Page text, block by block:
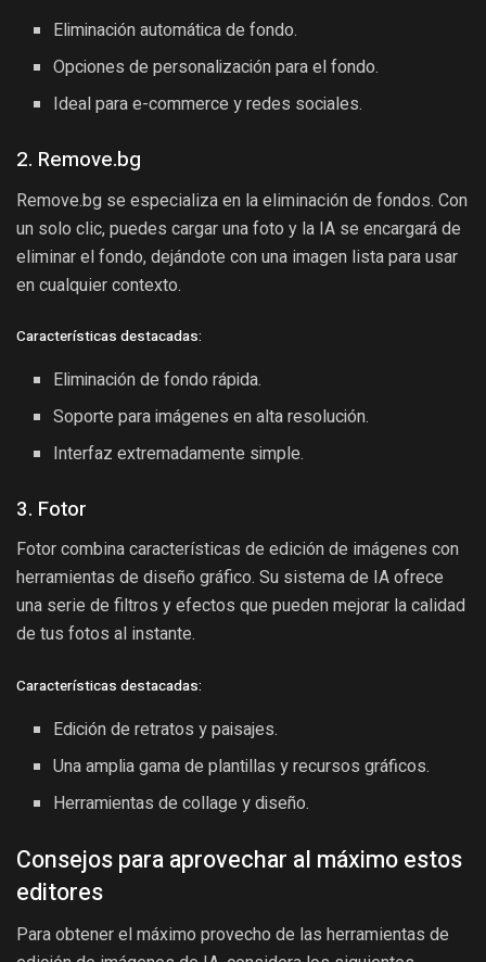
Eliminación automática de fondo.
Opciones de personalización para el fondo.
Ideal para e-commerce y redes sociales.
2. Remove.bg
Remove.bg se especializa en la eliminación de fondos. Con
un solo clic, puedes cargar una foto y la IA se encargará de
eliminar el fondo, dejándote con una imagen lista para usar
en cualquier contexto.
Características destacadas:
Eliminación de fondo rápida.
Soporte para imágenes en alta resolución.
Interfaz extremadamente simple.
3. Fotor
Fotor combina características de edición de imágenes con
herramientas de diseño gráfico. Su sistema de IA ofrece
una serie de filtros y efectos que pueden mejorar la calidad
de tus fotos al instante.
Características destacadas:
Edición de retratos y paisajes.
Una amplia gama de plantillas y recursos gráficos.
Herramientas de collage y diseño.
Consejos para aprovechar al máximo estos
editores
Para obtener el máximo provecho de las herramientas de